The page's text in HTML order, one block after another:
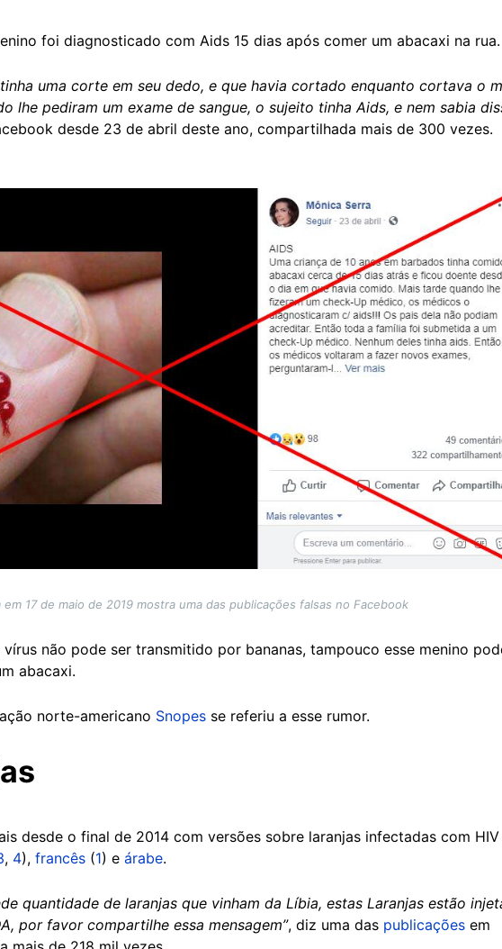
foi diagnosticado com Aids 15 dias após comer um abacaxi na rua.
uma corte em seu dedo, e que havia cortado enquanto cortava o
lhe pediram um exame de sangue, o sujeito tinha Aids, e nem sabia
desde 23 de abril deste ano, compartilhada mais de 300 vezes.
17 de maio de 2019 mostra uma das publicações falsas no Facebook
não pode ser transmitido por bananas, tampouco esse menino
abacaxi.
norte-americano Snopes se referiu a esse rumor.
desde o final de 2014 com versões sobre laranjas infectadas com HIV
, 4), francês (1) e árabe.
quantidade de laranjas que vinham da Líbia, estas Laranjas estão
por favor compartilhe essa mensagem”, diz uma das publicações em